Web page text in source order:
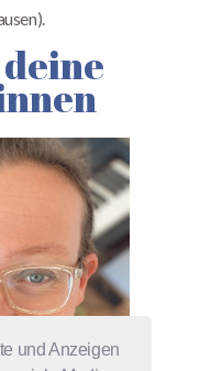
und Anzeigen